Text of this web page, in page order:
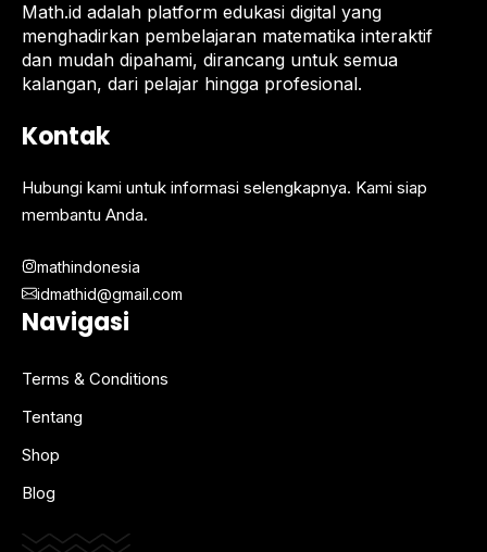
Math.id adalah platform edukasi digital yang
menghadirkan pembelajaran matematika interaktif
dan mudah dipahami, dirancang untuk semua
kalangan, dari pelajar hingga profesional.
Kontak
Hubungi kami untuk informasi selengkapnya. Kami siap
membantu Anda.
mathindonesia
idmathid@gmail.com
Navigasi
Terms & Conditions
Tentang
Shop
Blog